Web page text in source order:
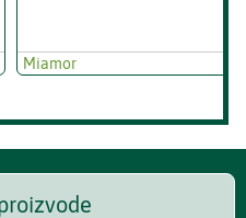
Miamor